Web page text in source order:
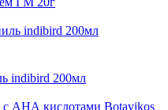
indibird 200мл